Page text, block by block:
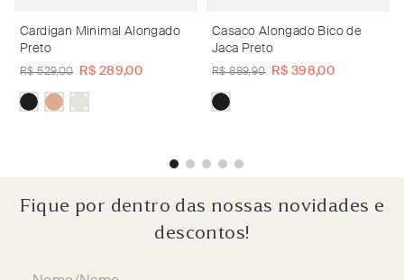
Cardigan Minimal Alongado
Preto
R$ 529,00 R$ 289,00
Casaco Alongado Bico de
Jaca Preto
R$ 889,90 R$ 398,00
Fique por dentro das nossas novidades e
descontos!